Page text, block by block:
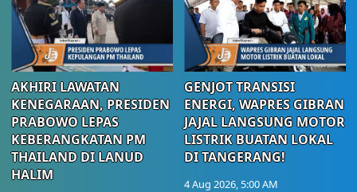
AKHIRI LAWATAN
KENEGARAAN, PRESIDEN
PRABOWO LEPAS
KEBERANGKATAN PM
THAILAND DI LANUD
HALIM
GENJOT TRANSISI
ENERGI, WAPRES GIBRAN
JAJAL LANGSUNG MOTOR
LISTRIK BUATAN LOKAL
DI TANGERANG!
4 Aug 2026, 5:00 AM